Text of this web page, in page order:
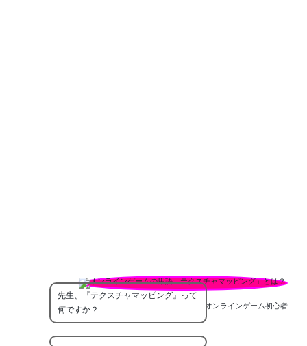
オンラインゲーム初心者
先生、『テクスチャマッピング』って
何ですか？